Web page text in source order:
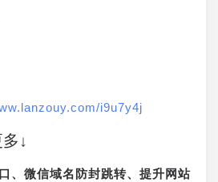
i9u7y4j
↓
、微信域名防封跳转、提升网站